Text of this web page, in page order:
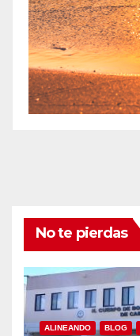
No te pierdas
ALINEANDO BLOG